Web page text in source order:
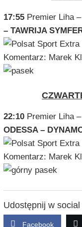
17:55Premier Liha
– TAWRIJA
Komentarz: Marek
22:10Premier Liha
ODESSA –
Komentarz: Marek
Udostępnij w
Facebook